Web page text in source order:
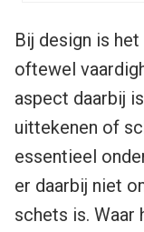
Bij design is
oftewel
aspect daarbij
uittekenen of
essentieel
er daarbij niet
schets is. Waar